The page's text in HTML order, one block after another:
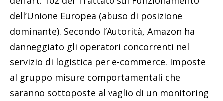
dell’Unione Europea (abuso di posizione
dominante). Secondo l’Autorità, Amazon ha
danneggiato gli operatori concorrenti nel
servizio di logistica per e-commerce. Imposte
al gruppo misure comportamentali che
saranno sottoposte al vaglio di un monitoring